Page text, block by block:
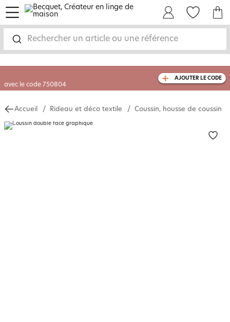
Rechercher un article ou une référence
menu
-35% sur votre commandedès 2 articles
achetés
livraison GRATUITEdès 110€ d'achat(1)
AJOUTER LE CODE
Accueil Rideau et déco textile Coussin, housse de coussin